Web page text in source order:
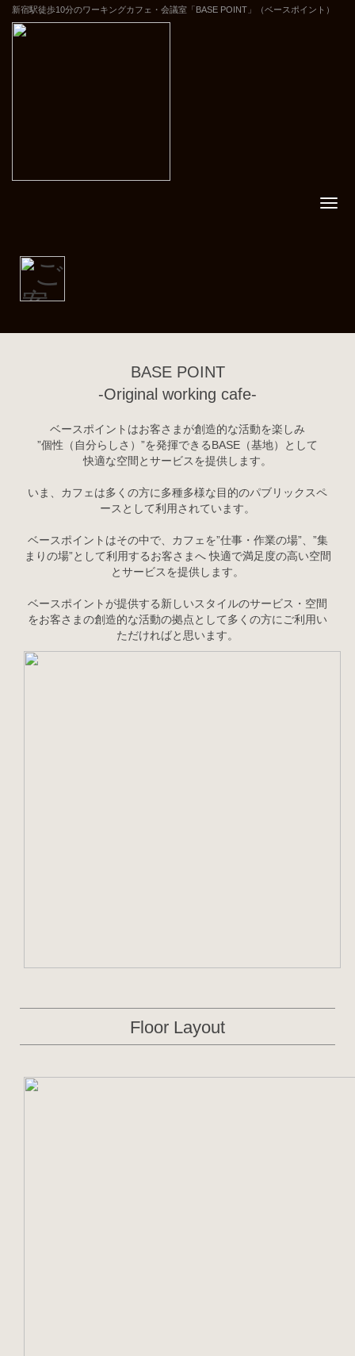
新宿駅徒歩10分のワーキングカフェ・会議室「BASE POINT」（ベースポイント）
BASE POINT
-Original working cafe-
ベースポイントはお客さまが創造的な活動を楽しみ
”個性（自分らしさ）”を発揮できるBASE（基地）として
快適な空間とサービスを提供します。
いま、カフェは多くの方に多種多様な目的のパブリックスペ
ースとして利用されています。
ベースポイントはその中で、カフェを”仕事・作業の場”、”集
まりの場”として利用するお客さまへ 快適で満足度の高い空間
とサービスを提供します。
ベースポイントが提供する新しいスタイルのサービス・空間
をお客さまの創造的な活動の拠点として多くの方にご利用い
ただければと思います。
Floor Layout